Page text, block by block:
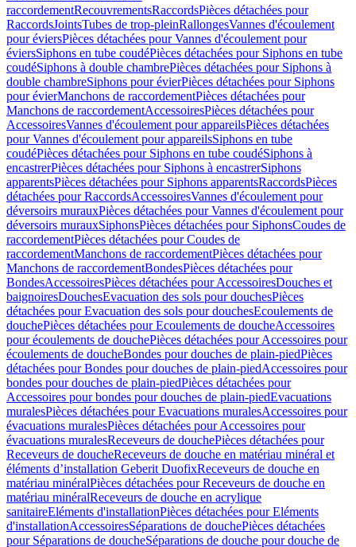
raccordementRecouvrementsRaccordsPièces détachées pour
RaccordsJointsTubes de trop-pleinRallongesVannes d'écoulement
pour éviersPièces détachées pour Vannes d'écoulement pour
éviersSiphons en tube coudéPièces détachées pour Siphons en tube
coudéSiphons à double chambrePièces détachées pour Siphons à
double chambreSiphons pour évierPièces détachées pour Siphons
pour évierManchons de raccordementPièces détachées pour
Manchons de raccordementAccessoiresPièces détachées pour
AccessoiresVannes d'écoulement pour appareilsPièces détachées
pour Vannes d'écoulement pour appareilsSiphons en tube
coudéPièces détachées pour Siphons en tube coudéSiphons à
encastrerPièces détachées pour Siphons à encastrerSiphons
apparentsPièces détachées pour Siphons apparentsRaccordsPièces
détachées pour RaccordsAccessoiresVannes d'écoulement pour
déversoirs murauxPièces détachées pour Vannes d'écoulement pour
déversoirs murauxSiphonsPièces détachées pour SiphonsCoudes de
raccordementPièces détachées pour Coudes de
raccordementManchons de raccordementPièces détachées pour
Manchons de raccordementBondesPièces détachées pour
BondesAccessoiresPièces détachées pour AccessoiresDouches et
baignoiresDouchesEvacuation des sols pour douchesPièces
détachées pour Evacuation des sols pour douchesEcoulements de
douchePièces détachées pour Ecoulements de doucheAccessoires
pour écoulements de douchePièces détachées pour Accessoires pour
écoulements de doucheBondes pour douches de plain-piedPièces
détachées pour Bondes pour douches de plain-piedAccessoires pour
bondes pour douches de plain-piedPièces détachées pour
Accessoires pour bondes pour douches de plain-piedEvacuations
muralesPièces détachées pour Evacuations muralesAccessoires pour
évacuations muralesPièces détachées pour Accessoires pour
évacuations muralesReceveurs de douchePièces détachées pour
Receveurs de doucheReceveurs de douche en matériau minéral et
éléments d’installation Geberit DuofixReceveurs de douche en
matériau minéralPièces détachées pour Receveurs de douche en
matériau minéralReceveurs de douche en acrylique
sanitaireEléments d'installationPièces détachées pour Eléments
d'installationAccessoiresSéparations de douchePièces détachées
pour Séparations de doucheSéparations de douche pour douche de